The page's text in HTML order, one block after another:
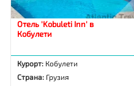
Отель 'Kobuleti Inn' в
Кобулети
Курорт: Кобулети
Страна: Грузия